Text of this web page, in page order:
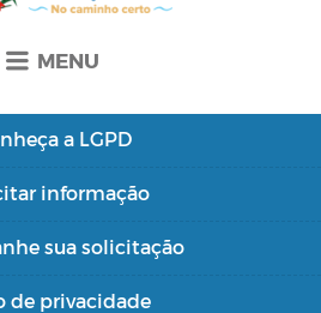
MENU
a LGPD
informação
sua solicitação
de privacidade